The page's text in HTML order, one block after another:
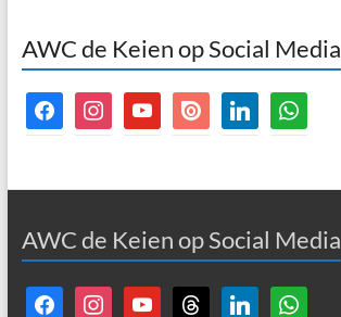
AWC de Keien op Social Media
facebookinstagramyoutubeissuu linkedinwhatsapp
AWC de Keien op Social Media
facebookinstagramyoutube threads linkedin whatsapp